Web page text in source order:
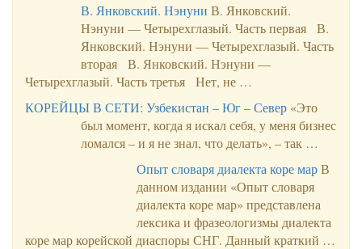
В. Янковский. Нэнуни В. Янковский.
Нэнуни — Четырехглазый. Часть первая В.
Янковский. Нэнуни — Четырехглазый. Часть
вторая В. Янковский. Нэнуни —
Четырехглазый. Часть третья Нет, не …
КОРЕЙЦЫ В СЕТИ: Узбекистан – Юг – Север «Это
был момент, когда я искал себя, у меня бизнес
ломался – и я не знал, что делать», – так …
Опыт словаря диалекта коре марВ
данном издании «Опыт словаря
диалекта коре мар» представлена
лексика и фразеологизмы диалекта
коре мар корейской диаспоры СНГ. Данный краткий …